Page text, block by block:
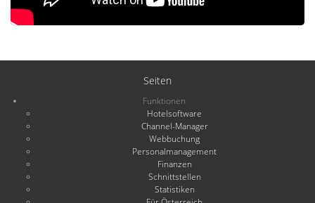
Seiten
Funktionen
Hotelsoftware
Channel-Manager
Webbuchung
Personalmanagement
Finanzen
Schnittstellen
Statistiken